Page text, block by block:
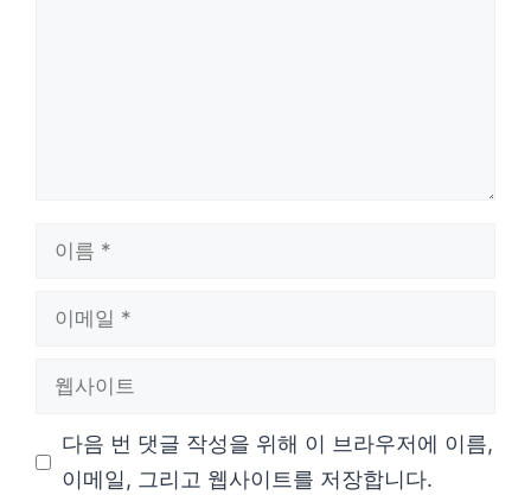
다음 번 댓글 작성을 위해 이 브라우저에 이름,
이메일, 그리고 웹사이트를 저장합니다.